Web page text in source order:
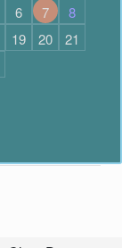
6 7
8
19 20
21